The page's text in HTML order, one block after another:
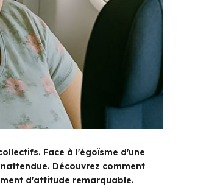
Face à l'égoïsme d'une
Découvrez comment
d'attitude remarquable.